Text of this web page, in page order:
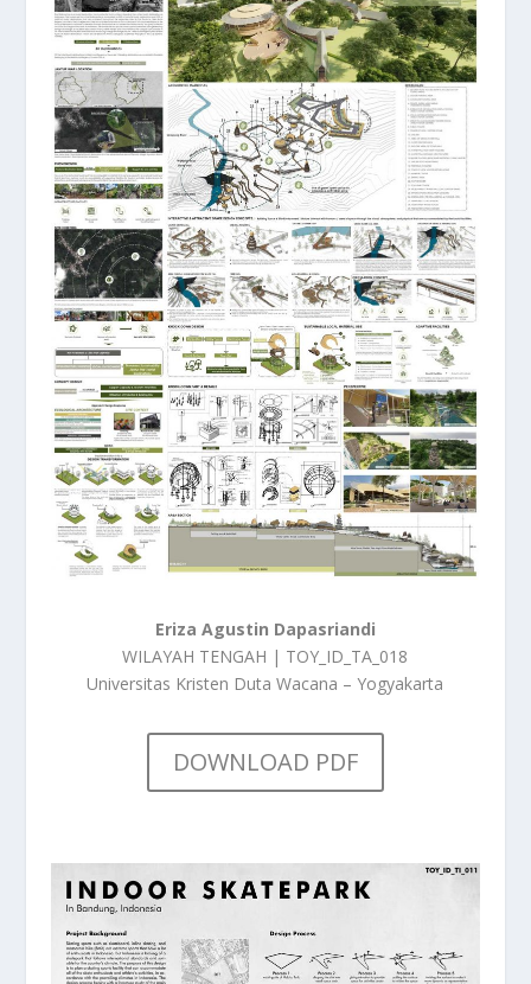
Eriza Agustin Dapasriandi
WILAYAH TENGAH | TOY_ID_TA_018
Universitas Kristen Duta Wacana – Yogyakarta
DOWNLOAD PDF